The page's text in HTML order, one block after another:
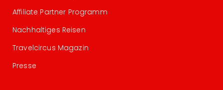
Affiliate Partner Programm
Nachhaltiges Reisen
Travelcircus Magazin
Presse